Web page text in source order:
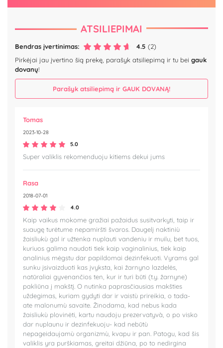
ATSILIEPIMAI
Bendras įvertinimas: 4.5 (2)
Pirkėjai jau įvertino šią prekę, parašyk atsiliepimą ir tu bei gauk
dovanų!
Parašyk atsiliepimą ir GAUK DOVANĄ!
Tomas
2023-10-28
5.0
Super valiklis rekomenduoju kitiems dekui jums
Rasa
2018-07-01
4.0
Kaip vaikus mokome gražiai pažaidus susitvarkyti, taip ir
suaugę turėtume nepamiršti švaros. Daugelį naktiniù
žaisliukù gal ir užtenka nuplauti vandeniu ir muilu, bet tuos,
kuriuos galima naudoti tiek kaip vaginalinius, tiek kaip
analinius mėgstu dar papildomai dezinfekuoti. Vyrams gal
sunku įsivaizduoti kas įvyksta, kai žarnyno lazdelės,
natūraliai gyvenančios ten, kur ir turi būti (t.y. žarnyne)
pakliūna į makštį. O nutinka paprasčiausias makšties
uždegimas, kuriam gydyti dar ir vaistù prireikia, o tada-
ate malonumù savaite. Žinodama, kad nebus kada
žaisliukù plovinėti, kartu naudoju prezervatyvà, o po visko
dar nuplaunu ir dezinfekuoju- kad nebūtù
nepageidaujamù organizmù, kvapu ir pan. Patogu, kad šis
valiklis yra purškiamas, greitai džiūna, po to nedirgina